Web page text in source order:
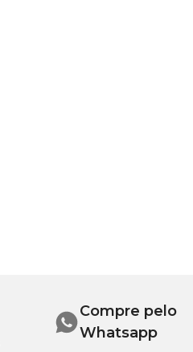
Compre pelo
Whatsapp